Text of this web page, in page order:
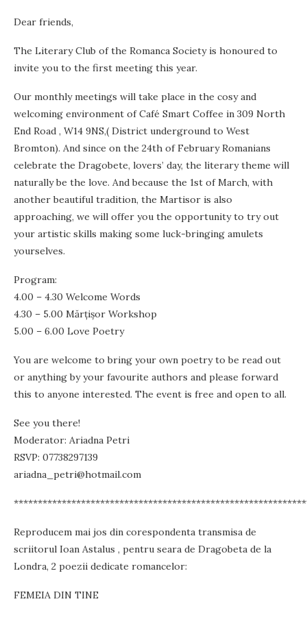
Dear friends,
The Literary Club of the Romanca Society is honoured to
invite you to the first meeting this year.
Our monthly meetings will take place in the cosy and
welcoming environment of Café Smart Coffee in 309 North
End Road , W14 9NS,( District underground to West
Bromton). And since on the 24th of February Romanians
celebrate the Dragobete, lovers’ day, the literary theme will
naturally be the love. And because the 1st of March, with
another beautiful tradition, the Martisor is also
approaching, we will offer you the opportunity to try out
your artistic skills making some luck-bringing amulets
yourselves.
Program:
4.00 – 4.30 Welcome Words
4.30 – 5.00 Mărţişor Workshop
5.00 – 6.00 Love Poetry
You are welcome to bring your own poetry to be read out
or anything by your favourite authors and please forward
this to anyone interested. The event is free and open to all.
See you there!
Moderator: Ariadna Petri
RSVP: 07738297139
ariadna_petri@hotmail.com
Reproducem mai jos din corespondenta transmisa de
scriitorul Ioan Astalus , pentru seara de Dragobeta de la
Londra, 2 poezii dedicate romancelor:
FEMEIA DIN TINE